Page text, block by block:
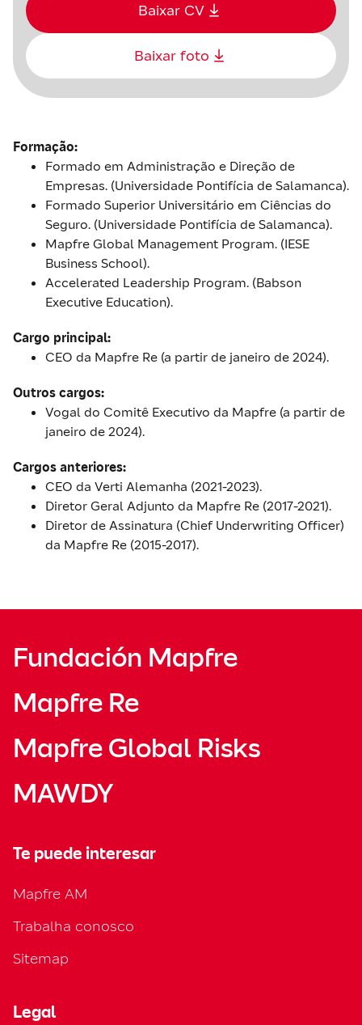
Baixar CV
Baixar foto
Formação:
Formado em Administração e Direção de
Empresas. (Universidade Pontifícia de Salamanca).
Formado Superior Universitário em Ciências do
Seguro. (Universidade Pontifícia de Salamanca).
Mapfre Global Management Program. (IESE
Business School).
Accelerated Leadership Program. (Babson
Executive Education).
Cargo principal:
CEO da Mapfre Re (a partir de janeiro de 2024).
Outros cargos:
Vogal do Comitê Executivo da Mapfre (a partir de
janeiro de 2024).
Cargos anteriores:
CEO da Verti Alemanha (2021-2023).
Diretor Geral Adjunto da Mapfre Re (2017-2021).
Diretor de Assinatura (Chief Underwriting Officer)
da Mapfre Re (2015-2017).
Fundación Mapfre
Mapfre Re
Mapfre Global Risks
MAWDY
Te puede interesar
Mapfre AM
Trabalha conosco
Sitemap
Legal